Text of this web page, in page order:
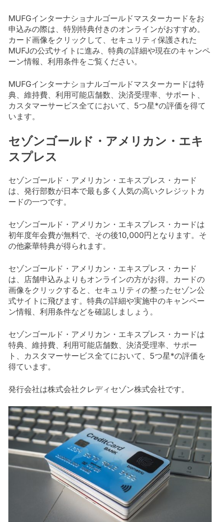
MUFGインターナショナルゴールドマスターカードをお
申込みの際は、特別特典付きのオンラインがおすすめ。
カード画像をクリックして、セキュリティ保護された
MUFJの公式サイトに進み、特典の詳細や現在のキャンペ
ーン情報、利用条件をご覧ください。
MUFGインターナショナルゴールドマスターカードは特
典、維持費、利用可能店舗数、決済受理率、サポート、
カスタマーサービス全てにおいて、5つ星*の評価を得て
います。
セゾンゴールド・アメリカン・エキ
スプレス
セゾンゴールド・アメリカン・エキスプレス・カード
は、発行部数が日本で最も多く人気の高いクレジットカ
ードの一つです。
セゾンゴールド・アメリカン・エキスプレス・カードは
初年度年会費が無料で、その後10,000円となります。そ
の他豪華特典が得られます。
セゾンゴールド・アメリカン・エキスプレス・カード
は、店舗申込みよりもオンラインの方がお得。カードの
画像をクリックすると、セキュリティの整ったセゾン公
式サイトに飛びます。特典の詳細や実施中のキャンペー
ン情報、利用条件などを確認しましょう。
セゾンゴールド・アメリカン・エキスプレス・カードは
特典、維持費、利用可能店舗数、決済受理率、サポー
ト、カスタマーサービス全てにおいて、5つ星*の評価を
得ています。
発行会社は株式会社クレディセゾン株式会社です。